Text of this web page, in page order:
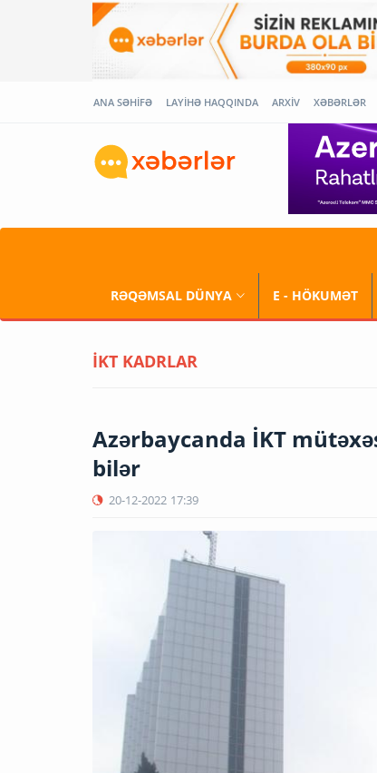
ANA SƏHİFƏ LAYİHƏ HAQQINDA ARXİV XƏBƏRLƏR
RƏQƏMSAL DÜNYA E - HÖKUMƏT
İKT KADRLAR
Azərbaycanda İKT
bilər
20-12-2022 17:39